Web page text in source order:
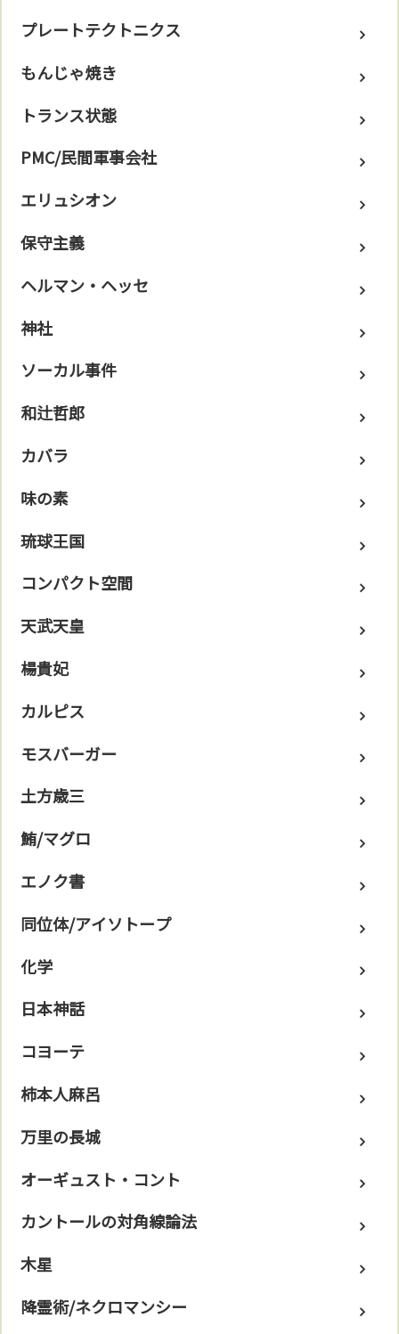
プレートテクトニクス
もんじゃ焼き
トランス状態
PMC/民間軍事会社
エリュシオン
保守主義
ヘルマン・ヘッセ
神社
ソーカル事件
和辻哲郎
カバラ
味の素
琉球王国
コンパクト空間
天武天皇
楊貴妃
カルピス
モスバーガー
土方歳三
鮪/マグロ
エノク書
同位体/アイソトープ
化学
日本神話
コヨーテ
柿本人麻呂
万里の長城
オーギュスト・コント
カントールの対角線論法
木星
降霊術/ネクロマンシー